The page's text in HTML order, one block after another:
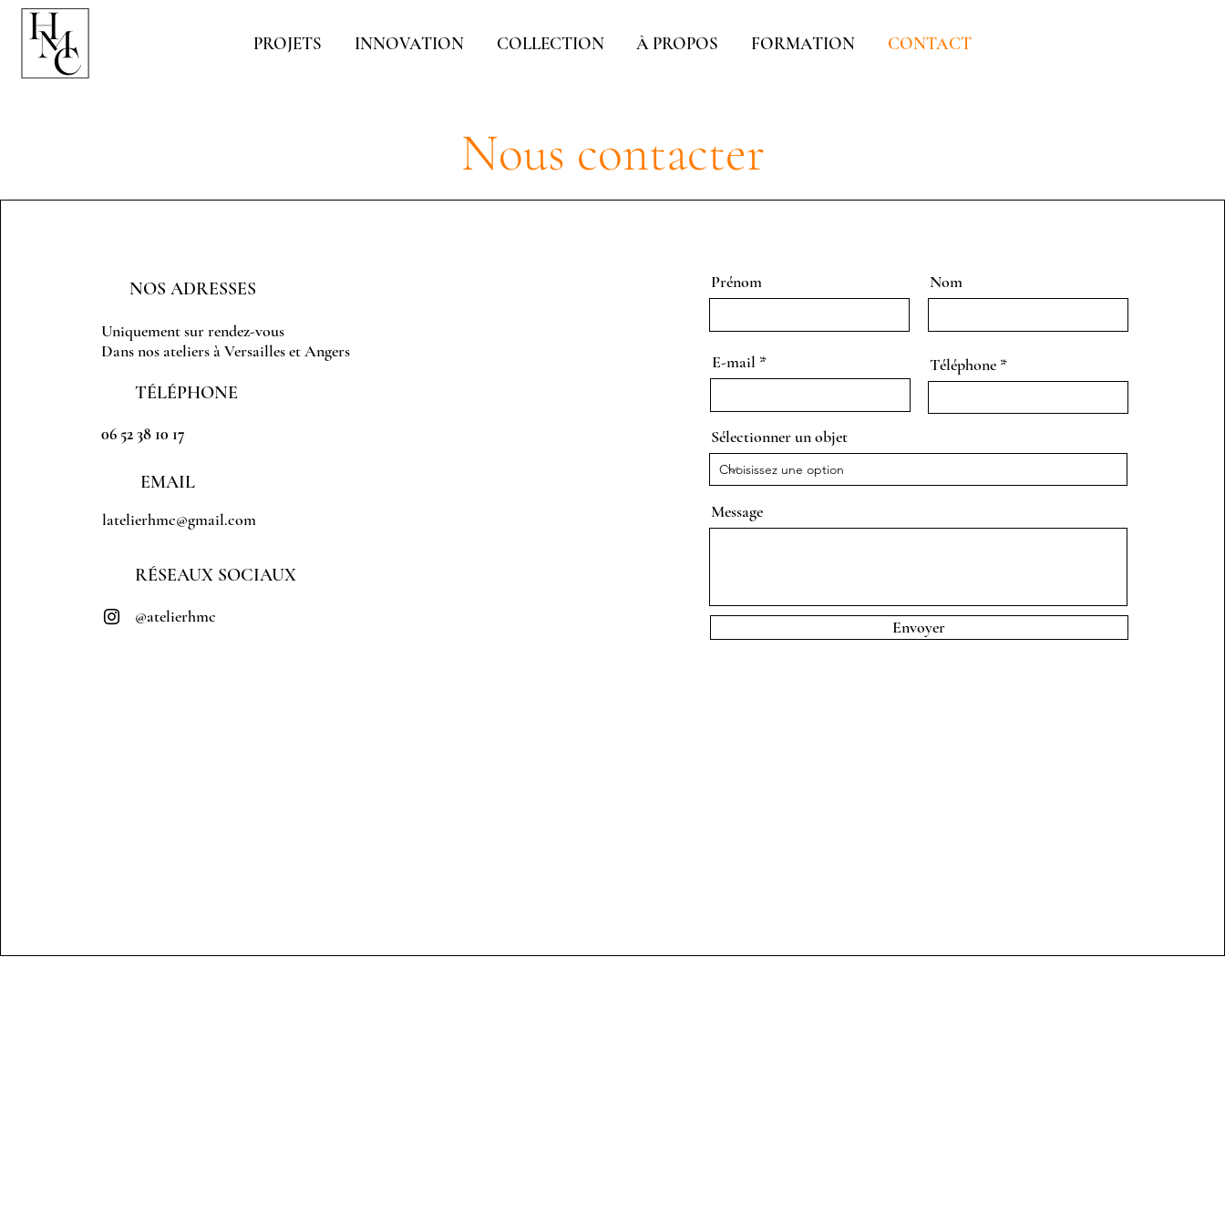
PROJETS INNOVATION COLLECTION À PROPOS FORMATION CONTACT
Nous contacter
NOS ADRESSES
Uniquement sur rendez-vous
Dans nos ateliers àVersailles et Angers
TÉLÉPHONE
06 52 38 10 17
EMAIL
latelierhmc@gmail.com
RÉSEAUX SOCIAUX
@atelierhmc
Prénom Nom
E-mail Téléphone
Sélectionner un objet
Message
Envoyer